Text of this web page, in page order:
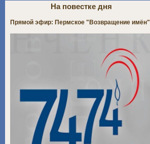
На повестке дня
Прямой эфир: Пермское "Возвращение имён"